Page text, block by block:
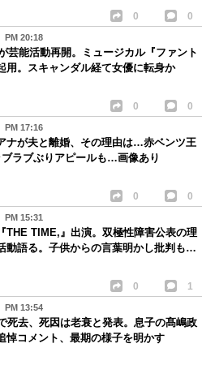
0 0
PM 20:18
芸能活動再開。ミュージカル『ファント
用。スキャンダル経て女優に転身か
0 0
PM 17:16
ナが夫と離婚、その理由は…赤ベンツ王
ラブぶりアピールも…画像あり
0 0
PM 15:31
THE TIME,』出演。双極性障害公表の理
動語る。子供からの言葉明かし批判も…
0 1
PM 13:54
死去、死因は老衰と発表。息子の髙嶋政
悼コメント、最期の様子を明かす